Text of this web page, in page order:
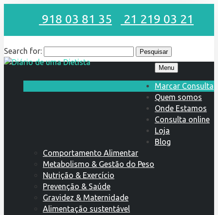
918 03 81 35 21 219 03 21
Search for:
Menu
Marcar Consulta
Quem somos
Onde Estamos
Consulta online
Loja
Blog
Comportamento Alimentar
Metabolismo & Gestão do Peso
Nutrição & Exercício
Prevenção & Saúde
Gravidez & Maternidade
Alimentação sustentável